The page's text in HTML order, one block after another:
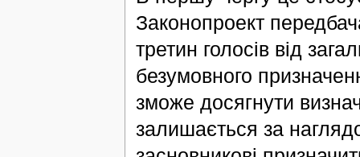
Законопроект
третин голосів від
безумовного
зможе досягнути
залишається за